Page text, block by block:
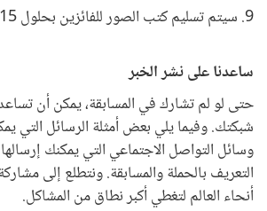
9. سيتم تسليم كتب الصور للفائزين بحلول 15 أبريل/نيسان.
ساعدنا على نشر الخبر
حتى لو لم تشارك في المسابقة، يمكن أن
شبكتك. وفيما يلي بعض أمثلة الرسائل التي
وسائل التواصل الاجتماعي التي يمكنك
التعريف بالحملة والمسابقة. ونتطلع إلى
أنحاء العالم لتغطي أكبر نطاق من المشاكل.